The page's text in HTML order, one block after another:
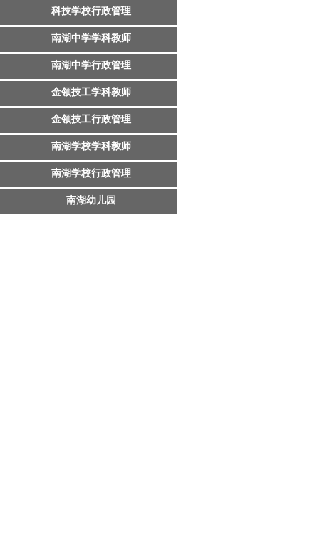
科技学校行政管理
南湖中学学科教师
南湖中学行政管理
金领技工学科教师
金领技工行政管理
南湖学校学科教师
南湖学校行政管理
南湖幼儿园